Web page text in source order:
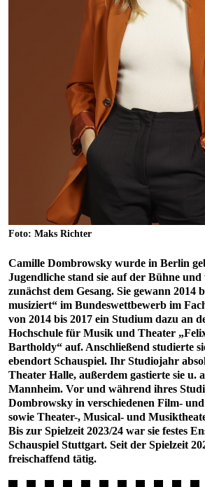
Foto: Maks Richter
Camille Dombrowsky wurde in Berlin
Jugendliche stand sie auf der Bühne und
zunächst dem Gesang. Sie gewann 2014
musiziert“ im Bundeswettbewerb im
von 2014 bis 2017 ein Studium dazu an
Hochschule für Musik und Theater
Bartholdy“ auf. Anschließend studierte
ebendort Schauspiel. Ihr Studiojahr
Theater Halle, außerdem gastierte sie u.
Mannheim. Vor und während ihres
Dombrowsky in verschiedenen Film-
sowie Theater-, Musical- und
Bis zur Spielzeit 2023/24 war sie festes
Schauspiel Stuttgart. Seit der Spielzeit
freischaffend tätig.